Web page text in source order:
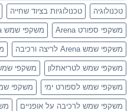
טכנולוגיה טכנולוגיות בציוד שחייה
משקפי ספורט Arena משקפי שמש Arena
משקפי שמש Arena לריצה ורכיבה
משקפי שמש לטריאתלון משקפי
משקפי שמש לספורט ימי משקפי
משקפי שמש לרכיבה על אופניים